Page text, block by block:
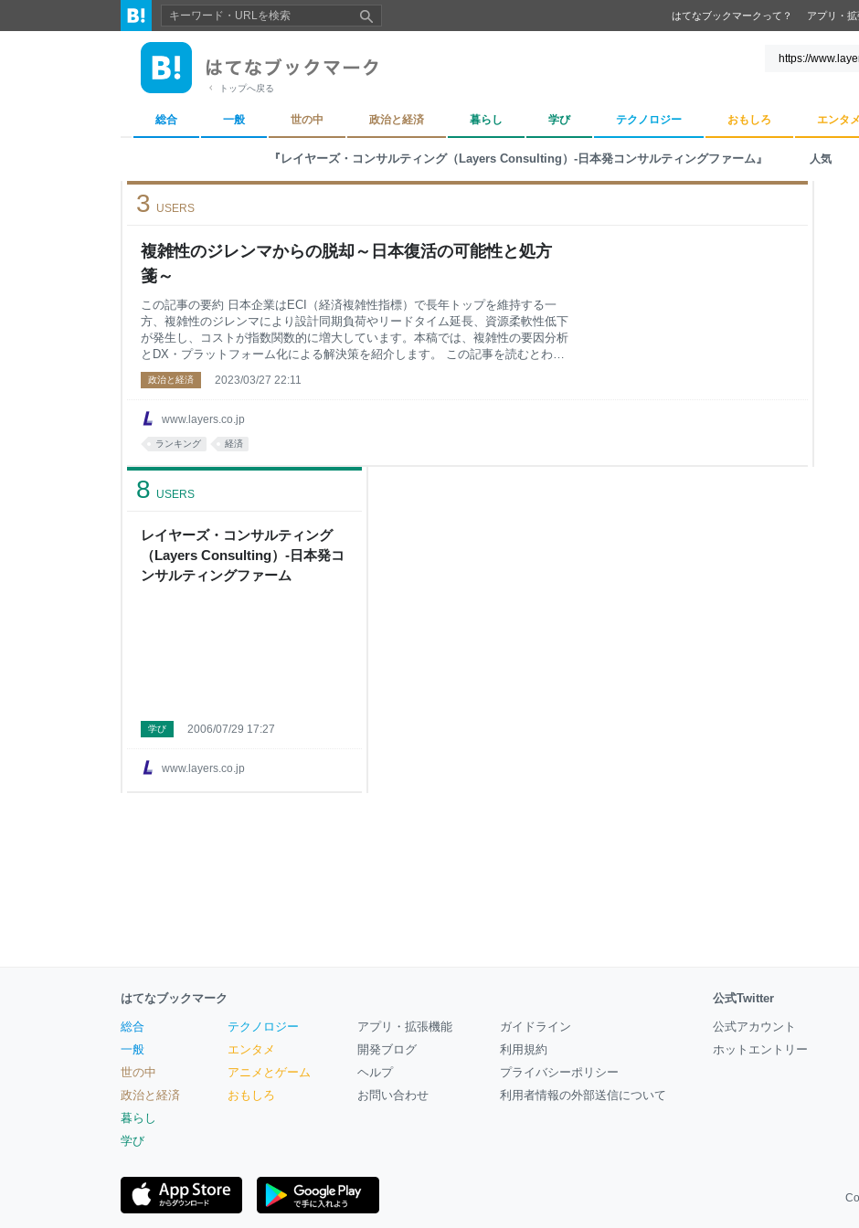
はてなブックマークって？ アプリ・
トップへ戻る
総合 一般 世の中 政治と経済 暮らし 学び テクノロジー おもしろ エンタメ
『レイヤーズ・コンサルティング（Layers Consulting）-日本発コンサルティングファーム』 人気
複雑性のジレンマからの脱却～日本復活の可能性と処方
箋～
3 USERS
www.layers.co.jp
この記事の要約 日本企業はECI（経済複雑性指標）で長年トップを維持する一
方、複雑性のジレンマにより設計同期負荷やリードタイム延長、資源柔軟性低下
が発生し、コストが指数関数的に増大しています。本稿では、複雑性の要因分析
とDX・プラットフォーム化による解決策を紹介します。 この記事を読むとわか
ること 複雑性ジレンマの要因：設計同期の負荷増加やリードタイム延長がコスト
指数関数的増大を招きます。 DXによる効率化：情報デジタル化で設計・工程デ
略：共通プロセス基盤で部門横断連携を強化し、標準化でコスト制御と持続的成
長を支援します。 企業業績が好調であり、株価もバブル以来の高値になった日本
経済は、失われた30年から抜け出しつつあります。このまま、日本復活はできる
のでしょうか。 日本経済は、知識集積度の高いものを生み出す能力は世界
政治と経済 2023/03/27 22:11
ランキング 経済
レイヤーズ・コンサルティング
（Layers Consulting）-日本発コ
ンサルティングファーム
8 USERS
www.layers.co.jp
学び 2006/07/29 17:27
はてなブックマーク
総合
一般
世の中
政治と経済
暮らし
学び
テクノロジー
エンタメ
アニメとゲーム
おもしろ
アプリ・拡張機能
開発ブログ
ヘルプ
お問い合わせ
ガイドライン
利用規約
プライバシーポリシー
利用者情報の外部送信について
公式Twitter
公式アカウント
ホットエントリー